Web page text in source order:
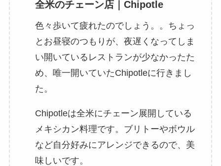
全米のチェーン店｜Chipotle
色々歩いて疲れたのでしょう。。ちょっ
とお昼寝のつもりが、夜遅くなってしま
い開いているレストランが少なかったた
め、唯一開いていたChipotleに行きまし
た。
Chipotleは全米にチェーン展開している
メキシカン料理です。ブリトーやボウル
など自分好みにアレンジできるので、美
味しいです。